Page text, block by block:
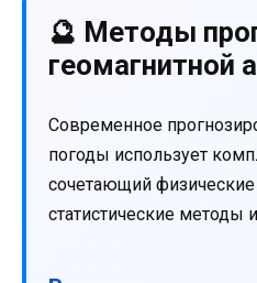
🔮 Методы
геомагнитной
Современное
погоды использует
сочетающий
статистические методы